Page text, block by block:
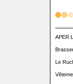
APER
Le